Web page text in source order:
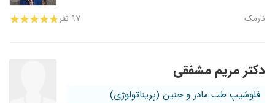
نارمک ۹۷ نفر
دکتر مریم مشفقی
فلوشیپ طب مادر و جنین (پریناتولوژی)